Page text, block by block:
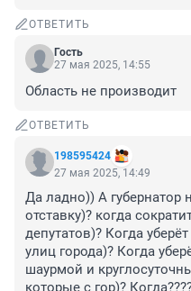
ОТВЕТИТЬ
Гость
27 мая 2025, 14:55
Область не производит
ОТВЕТИТЬ
198595424
27 мая 2025, 14:49
Да ладно)) А губернатор
отставку)? когда
депутатов)? Когда
улиц города)? Когда
шаурмой и
которые с гор)?